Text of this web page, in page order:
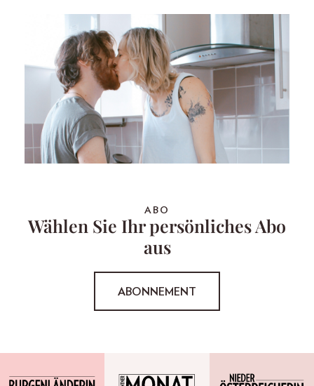
ABO
Wählen Sie Ihr persönliches Abo
aus
ABONNEMENT